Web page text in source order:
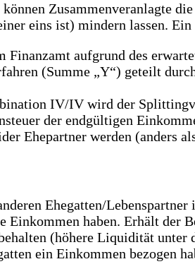
Zusammenveranlagte
eins ist) mindern lassen. Ein
aufgrund des
(Summe „Y“) geteilt
IV/IV wird der
der endgültigen
Ehepartner werden (anders
Ehegatten/
haben. Erhält der
(höhere Liquidität unter
ein Einkommen bezogen